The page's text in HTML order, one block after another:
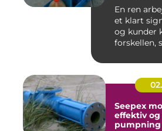
En ren
et klart
og kunder
forskellen,
Seepex
effektiv og